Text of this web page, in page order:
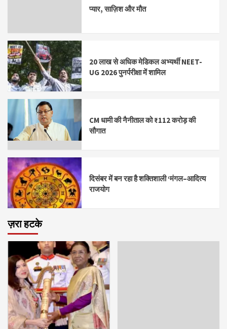
प्यार, साज़िश और मौत
20 लाख से अधिक मेडिकल अभ्यर्थी NEET-
UG 2026 पुनर्परीक्षा में शामिल
CM धामी की नैनीताल को ₹112 करोड़ की
सौगात
दिसंबर में बन रहा है शक्तिशाली ‘मंगल–आदित्य
राजयोग
ज़रा हटके